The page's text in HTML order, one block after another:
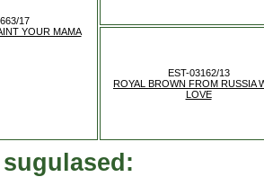
17
YOUR MAMA
EST-03162/13
ROYAL BROWN FROM RUSSIA
LOVE